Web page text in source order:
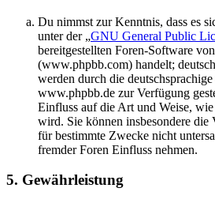
Du nimmst zur Kenntnis, dass es
unter der „GNU General Public
bereitgestellten Foren-Software
(www.phpbb.com) handelt;
werden durch die
www.phpbb.de zur Verfügung
Einfluss auf die Art und Weise,
wird. Sie können insbesondere die
für bestimmte Zwecke nicht
fremder Foren Einfluss nehmen.
5. Gewährleistung